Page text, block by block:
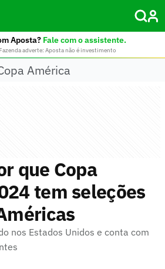
Aposta? Fale com o assistente.
adverte: Aposta não é investimento
América
que Copa
tem seleções
nos Estados Unidos e conta com